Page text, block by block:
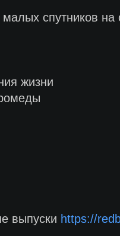
спутников на
жизни
выпуски https://